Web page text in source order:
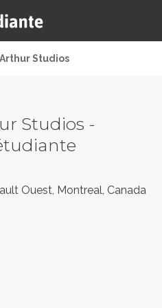
Studios
Studios -
Ouest, Montreal, Canada